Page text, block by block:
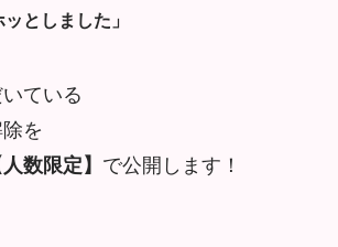
としました」
ている
を
数限定】 で公開します！